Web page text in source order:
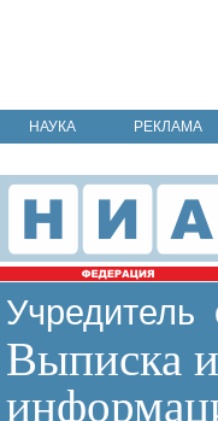
НАУКА РЕКЛАМА
Учредитель
Выписка